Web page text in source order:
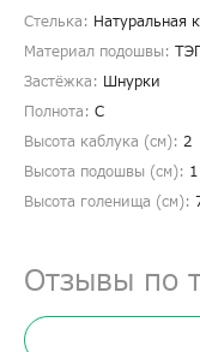
Стелька: Натуральная
Материал подошвы:
Застёжка: Шнурки
Полнота: С
Высота каблука (см): 2
Высота подошвы (см): 1
Высота голенища (cм):
Отзывы по